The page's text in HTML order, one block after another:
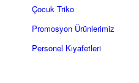
Çocuk Triko
Promosyon Ürünlerimiz
Personel Kıyafetleri